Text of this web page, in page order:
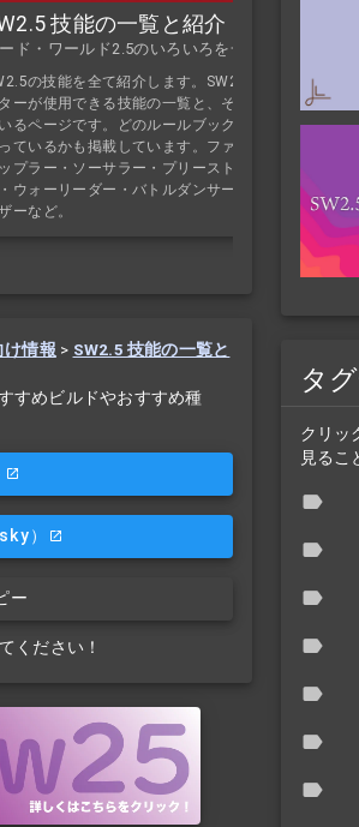
技能の一覧と紹介
ド・ワールド2.5のいろいろを一覧で！
の技能を全て紹介します。SW2.5でキャラ
ーが使用できる技能の一覧と、その紹介をし
るページです。どのルールブック・サプリに
ているかも掲載しています。ファイター・グ
プラー・ソーサラー・プリースト・ドルイ
ウォーリーダー・バトルダンサー・アビスゲ
ーなど。
け情報 > SW2.5 技能の一覧と
すめビルドやおすすめ種
）
ー
ください！
タ
クリッ
見るこ